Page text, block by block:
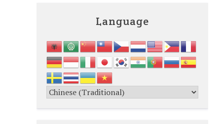
Language